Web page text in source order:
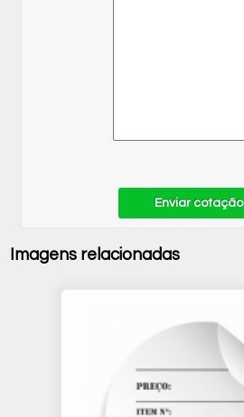
Enviar cotação
Imagens relacionadas